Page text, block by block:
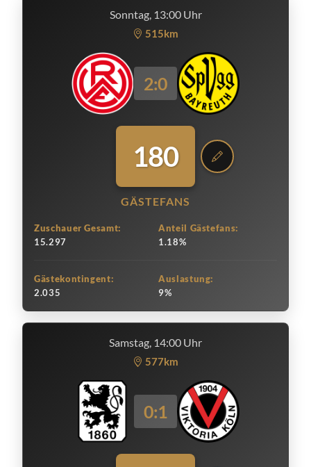
Sonntag, 13:00 Uhr
515km
2:0
180
GÄSTEFANS
Zuschauer Gesamt:
15.297
Anteil Gästefans:
1.18%
Gästekontingent:
2.035
Auslastung:
9%
Samstag, 14:00 Uhr
577km
0:1